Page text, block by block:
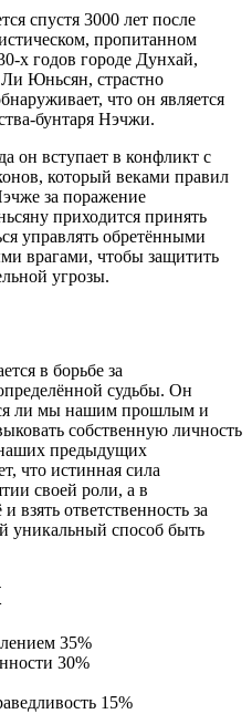
спустя 3000 лет после
пропитанном
х годов городе Дунхай,
Юньсян, страстно
что он является
бунтаря Нэчжи.
он вступает в конфликт с
который веками правил
за поражение
приходится принять
управлять обретёнными
врагами, чтобы защитить
угрозы.
в борьбе за
судьбы. Он
ли мы нашим прошлым и
собственную личность
предыдущих
что истинная сила
своей роли, а в
взять ответственность за
уникальный способ быть
35%
30%
15%